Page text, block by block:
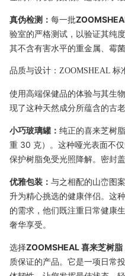
真伪检测： 每一批
验室的严格测试，以验证其纯
其不含有害水平的重金属、霉
品质与设计：ZOOMSHEAL 标
使用高端保健品的体验与其生
现了这种天然成分所蕴含的古
小巧玻璃罐： 纯正的喜来芝树
重 30 克）。这种哑光表面不
保护树脂免受光照降解。密封
优雅包装： 与之相配的山峦图
升为精心挑选的健康伴侣。这
的需求，他们既注重日常健康
奢华享受。
选择ZOOMSHEAL 喜来芝树脂
质保证的产品。它是一项日常